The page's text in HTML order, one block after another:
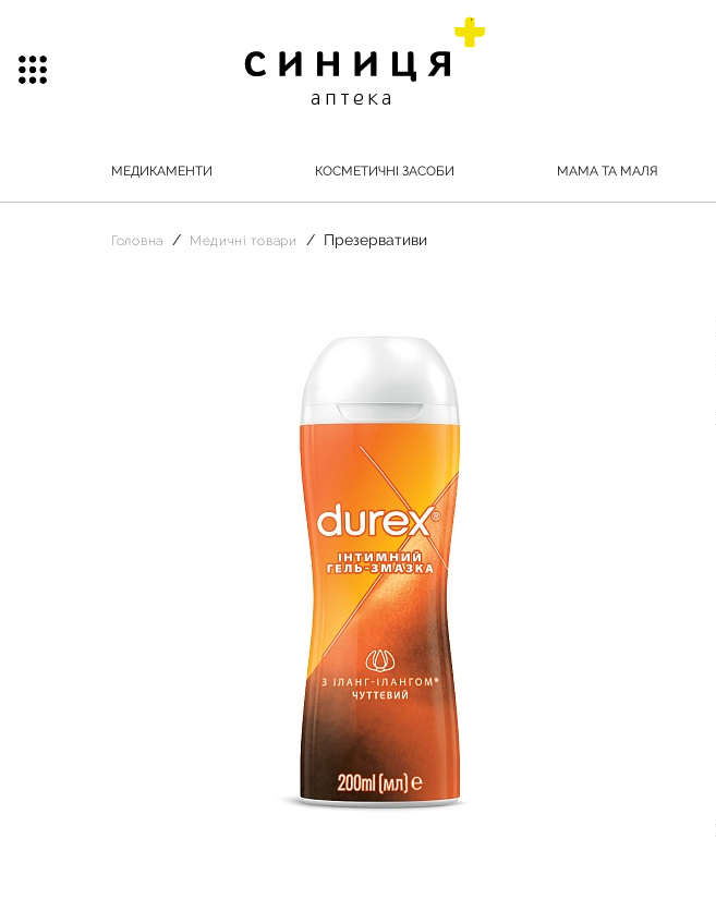
МЕДИКАМЕНТИ КОСМЕТИЧНІ ЗАСОБИ МАМА ТА МАЛЯ
Головна Медичні товари Презервативи